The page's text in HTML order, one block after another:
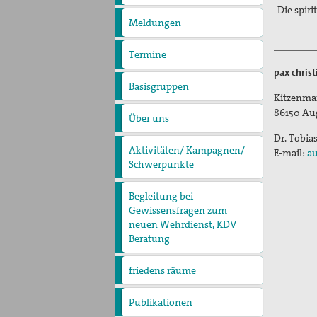
christi
Meldungen
Termine
Basisgruppen
Über uns
Präambel
Kurzvorstellung
Geschäftsstelle
Kontakt
Aktivitäten/ Kampagnen/
Schwerpunkte
Aktion Aufschrei
Den Staat Palästina
anerkennen!
Dialog
Begleitung bei
Gewissensfragen zum
neuen Wehrdienst, KDV
Beratung
friedens räume
Leitungsteam
Ehrenamtliche
Publikationen
Blickpunkt
Erklärungen
Die
pax
86150
Dr.
E-mail: